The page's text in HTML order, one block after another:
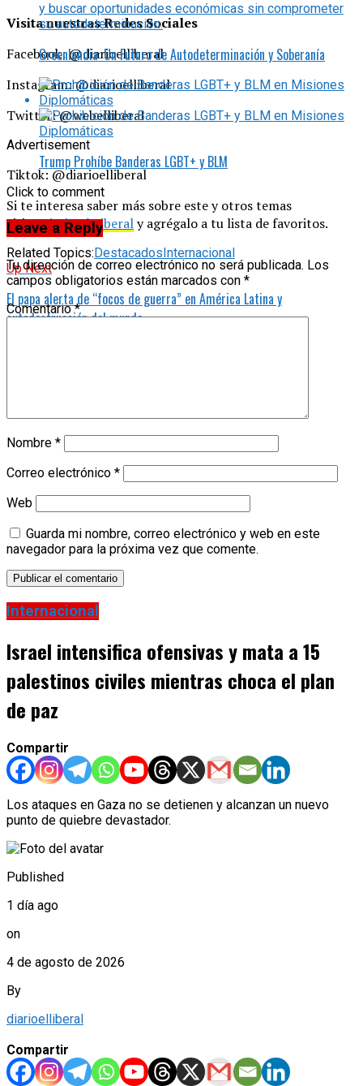
Visita nuestras Redes Sociales
Facebook: @diarioelliberal
Instagram: @diarioelliberal
Twitter: @webelliberal
Advertisement
Tiktok: @diarioelliberal
Si te interesa saber más sobre este y otros temas
visitaDiario El Liberaly agrégalo a tu lista de favoritos.
Related Topics:DestacadosInternacional
Up Next
El papa alerta de “focos de guerra” en América Latina y
autodestrucción del mundo
Groenlandia: Un Futuro de Autodeterminación y Soberanía
Trump Prohíbe Banderas LGBT+ y BLM
Click to comment
Leave a Reply
Tu dirección de correo electrónico no será publicada. Los
campos obligatorios están marcados con *
Comentario*
Nombre *
Correo electrónico *
Web
Guarda mi nombre, correo electrónico y web en este
navegador para la próxima vez que comente.
Internacional
Israel intensifica ofensivas y mata a 15
palestinos civiles mientras choca el plan
de paz
Compartir
Los ataques en Gaza no se detienen y alcanzan un nuevo
punto de quiebre devastador.
Published
1 día ago
on
4 de agosto de 2026
By
diarioelliberal
Compartir